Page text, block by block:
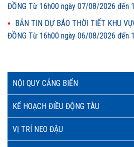
NỘI QUY CẢNG BIỂN
KẾ HOẠCH ĐIỀU ĐỘNG TÀU
VỊ TRÍ NEO ĐẬU
ĐỒNG Từ 16h00 ngày 07/08/2026 đến
BẢN TIN DỰ BÁO THỜI TIẾT KHU
ĐỒNG Từ 16h00 ngày 06/08/2026 đến